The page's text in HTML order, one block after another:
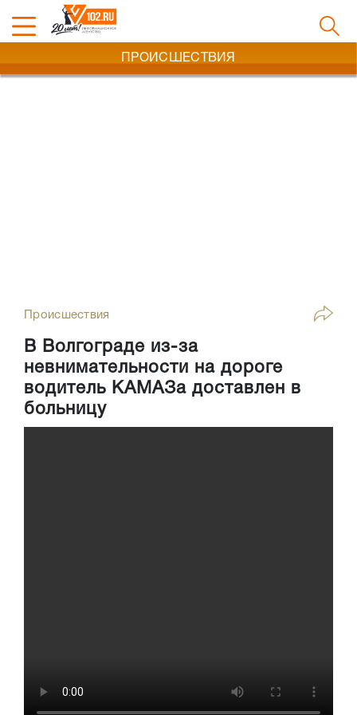
ПРОИСШЕСТВИЯ
Происшествия
В Волгограде из-за
невнимательности на дороге
водитель КАМАЗа доставлен в
больницу